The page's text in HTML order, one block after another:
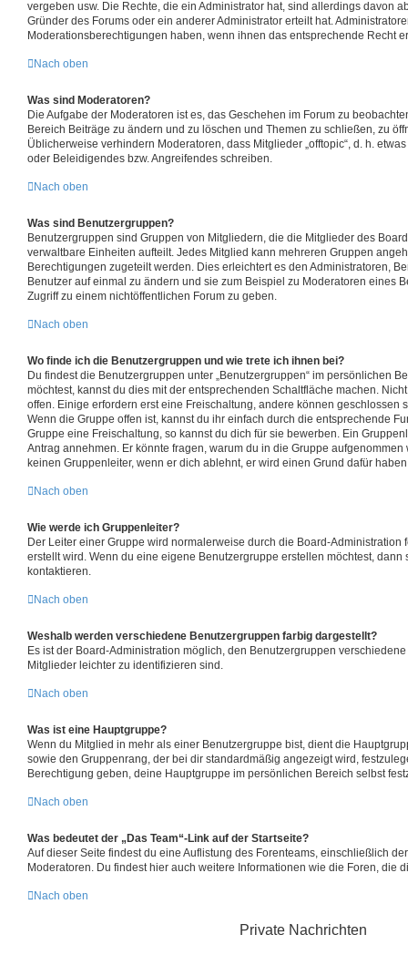
vergeben usw. Die Rechte, die ein Administrator hat, sind allerdings davon
Gründer des Forums oder ein anderer Administrator erteilt hat.
Moderationsberechtigungen haben, wenn ihnen das entsprechende Recht
Nach oben
Was sind Moderatoren?
Die Aufgabe der Moderatoren ist es, das Geschehen im Forum zu
Bereich Beiträge zu ändern und zu löschen und Themen zu schließen, zu
Üblicherweise verhindern Moderatoren, dass Mitglieder „offtopic“, d. h.
oder Beleidigendes bzw. Angreifendes schreiben.
Nach oben
Was sind Benutzergruppen?
Benutzergruppen sind Gruppen von Mitgliedern, die die Mitglieder des
verwaltbare Einheiten aufteilt. Jedes Mitglied kann mehreren Gruppen
Berechtigungen zugeteilt werden. Dies erleichtert es den Administratoren,
Benutzer auf einmal zu ändern und sie zum Beispiel zu Moderatoren eines
Zugriff zu einem nichtöffentlichen Forum zu geben.
Nach oben
Wo finde ich die Benutzergruppen und wie trete ich ihnen bei?
Du findest die Benutzergruppen unter „Benutzergruppen“ im persönlichen
möchtest, kannst du dies mit der entsprechenden Schaltfläche machen.
offen. Einige erfordern erst eine Freischaltung, andere können geschlossen
Wenn die Gruppe offen ist, kannst du ihr einfach durch die entsprechende
Gruppe eine Freischaltung, so kannst du dich für sie bewerben. Ein
Antrag annehmen. Er könnte fragen, warum du in die Gruppe
keinen Gruppenleiter, wenn er dich ablehnt, er wird einen Grund dafür
Nach oben
Wie werde ich Gruppenleiter?
Der Leiter einer Gruppe wird normalerweise durch die Board-Administration
erstellt wird. Wenn du eine eigene Benutzergruppe erstellen möchtest, dann
kontaktieren.
Nach oben
Weshalb werden verschiedene Benutzergruppen farbig dargestellt?
Es ist der Board-Administration möglich, den Benutzergruppen
Mitglieder leichter zu identifizieren sind.
Nach oben
Was ist eine Hauptgruppe?
Wenn du Mitglied in mehr als einer Benutzergruppe bist, dient die
sowie den Gruppenrang, der bei dir standardmäßig angezeigt wird,
Berechtigung geben, deine Hauptgruppe im persönlichen Bereich selbst
Nach oben
Was bedeutet der „Das Team“-Link auf der Startseite?
Auf dieser Seite findest du eine Auflistung des Forenteams, einschließlich
Moderatoren. Du findest hier auch weitere Informationen wie die Foren, die
Nach oben
Private Nachrichten